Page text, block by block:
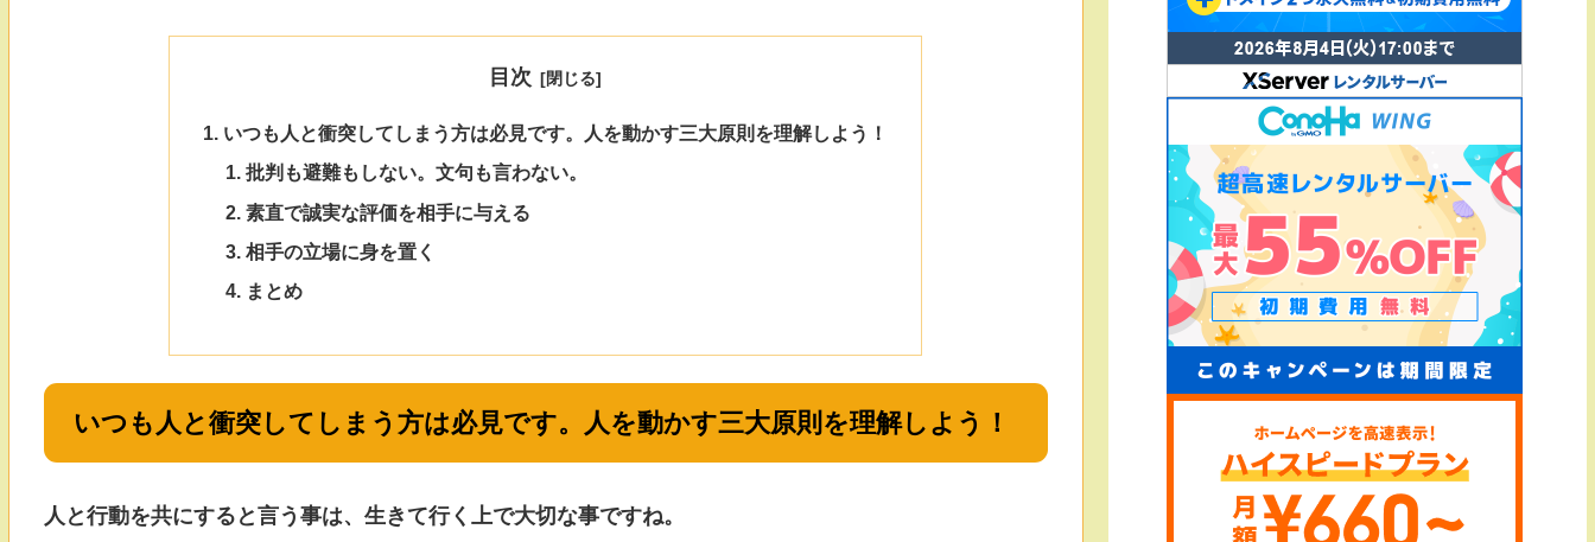
目次
いつも人と衝突してしまう方は必見です。人を動かす三大原則を理解しよう！
批判も避難もしない。文句も言わない。
素直で誠実な評価を相手に与える
相手の立場に身を置く
まとめ
いつも人と衝突してしまう方は必見です。人を動かす三大原則を理解しよう！
人と行動を共にすると言う事は、生きて行く上で大切な事ですね。